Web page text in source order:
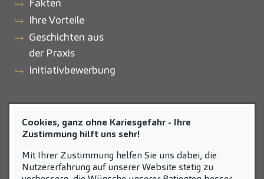
Ihre Vorteile
Geschichten aus
der Praxis
Initiativbewerbung
ZAHNEINS
zahneins.com
Cookies, ganz ohne Kariesgefahr - Ihre
Zustimmung hilft uns sehr!
Mit Ihrer Zustimmung helfen Sie uns dabei, die
Nutzererfahrung auf unserer Website stetig zu